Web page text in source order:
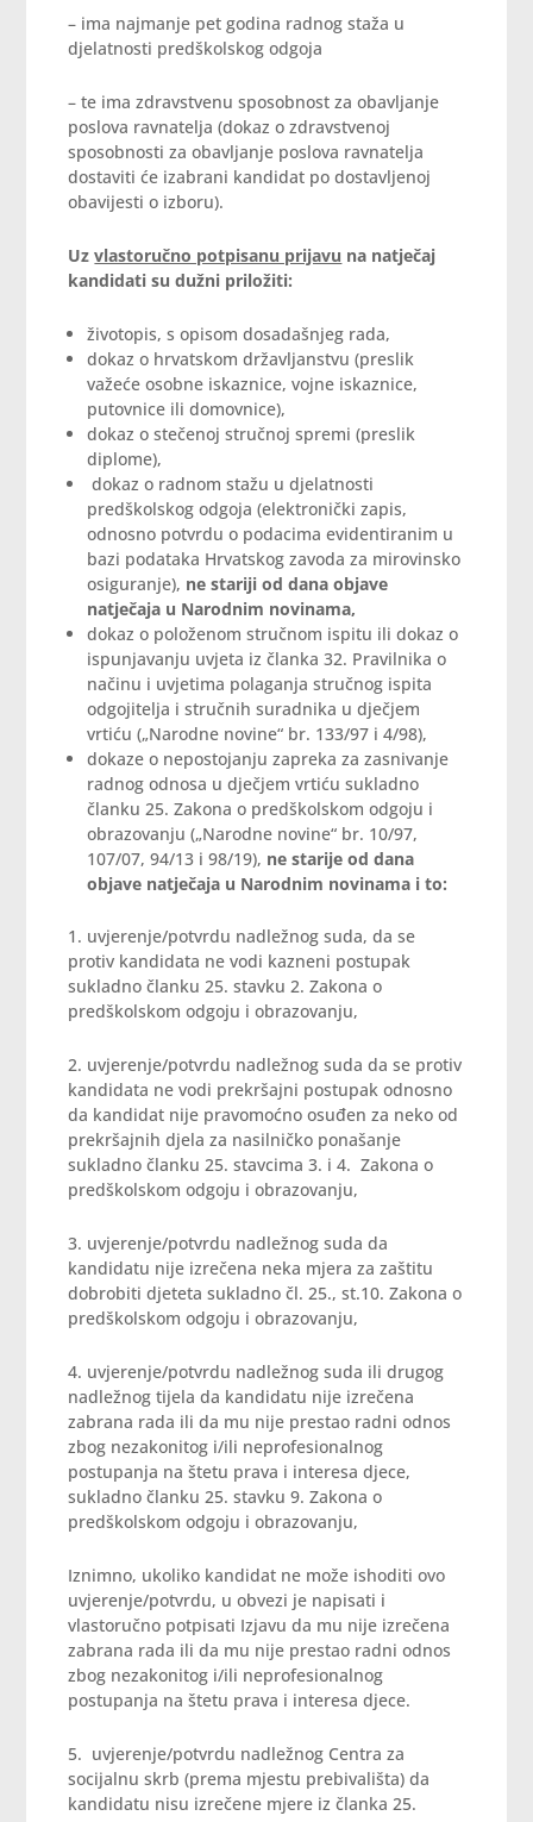
– ima najmanje pet godina radnog staža u
djelatnosti predškolskog odgoja
– te ima zdravstvenu sposobnost za obavljanje
poslova ravnatelja (dokaz o zdravstvenoj
sposobnosti za obavljanje poslova ravnatelja
dostaviti će izabrani kandidat po dostavljenoj
obavijesti o izboru).
Uzvlastoručno potpisanu prijavu na natječaj
kandidati su dužni priložiti:
životopis, s opisom dosadašnjeg rada,
dokaz o hrvatskom državljanstvu (preslik
važeće osobne iskaznice, vojne iskaznice,
putovnice ili domovnice),
dokaz o stečenoj stručnoj spremi (preslik
diplome),
dokaz o radnom stažu u djelatnosti
predškolskog odgoja (elektronički zapis,
odnosno potvrdu o podacima evidentiranim u
bazi podataka Hrvatskog zavoda za mirovinsko
osiguranje), ne stariji od dana objave
natječaja u Narodnim novinama,
dokaz o položenom stručnom ispitu ili dokaz o
ispunjavanju uvjeta iz članka 32. Pravilnika o
načinu i uvjetima polaganja stručnog ispita
odgojitelja i stručnih suradnika u dječjem
vrtiću („Narodne novine“ br. 133/97 i 4/98),
dokaze o nepostojanju zapreka za zasnivanje
radnog odnosa u dječjem vrtiću sukladno
članku 25. Zakona o predškolskom odgoju i
obrazovanju („Narodne novine“ br. 10/97,
107/07, 94/13 i 98/19), ne starije od dana
objave natječaja u Narodnim novinama i to:
1. uvjerenje/potvrdu nadležnog suda, da se
protiv kandidata ne vodi kazneni postupak
sukladno članku 25. stavku 2. Zakona o
predškolskom odgoju i obrazovanju,
2. uvjerenje/potvrdu nadležnog suda da se protiv
kandidata ne vodi prekršajni postupak odnosno
da kandidat nije pravomoćno osuđen za neko od
prekršajnih djela za nasilničko ponašanje
sukladno članku 25. stavcima 3. i 4. Zakona o
predškolskom odgoju i obrazovanju,
3. uvjerenje/potvrdu nadležnog suda da
kandidatu nije izrečena neka mjera za zaštitu
dobrobiti djeteta sukladno čl. 25., st.10. Zakona o
predškolskom odgoju i obrazovanju,
4. uvjerenje/potvrdu nadležnog suda ili drugog
nadležnog tijela da kandidatu nije izrečena
zabrana rada ili da mu nije prestao radni odnos
zbog nezakonitog i/ili neprofesionalnog
postupanja na štetu prava i interesa djece,
sukladno članku 25. stavku 9. Zakona o
predškolskom odgoju i obrazovanju,
Iznimno, ukoliko kandidat ne može ishoditi ovo
uvjerenje/potvrdu, u obvezi je napisati i
vlastoručno potpisati Izjavu da mu nije izrečena
zabrana rada ili da mu nije prestao radni odnos
zbog nezakonitog i/ili neprofesionalnog
postupanja na štetu prava i interesa djece.
5. uvjerenje/potvrdu nadležnog Centra za
socijalnu skrb (prema mjestu prebivališta) da
kandidatu nisu izrečene mjere iz članka 25.